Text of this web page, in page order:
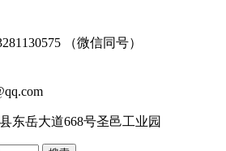
（微信同号）
东岳大道668号圣邑工业园